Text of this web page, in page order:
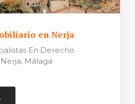
en Nerja
En Derecho
Málaga